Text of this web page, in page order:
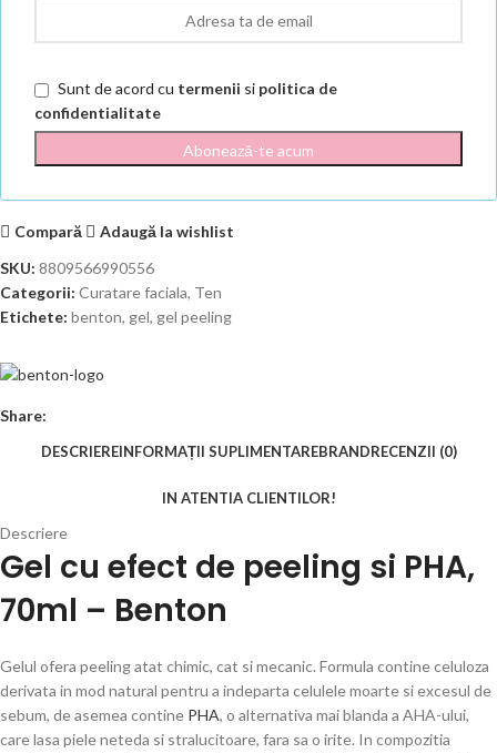
Sunt de acord cu termenii si politica de
confidentialitate
Compară
Adaugă la wishlist
SKU: 8809566990556
Categorii: Curatare faciala, Ten
Etichete: benton, gel, gel peeling
Share:
DESCRIEREINFORMAȚII SUPLIMENTAREBRANDRECENZII (0)
IN ATENTIA CLIENTILOR!
Descriere
Gel cu efect de peeling si PHA,
70ml – Benton
Gelul ofera peeling atat chimic, cat si mecanic. Formula contine celuloza
derivata in mod natural pentru a indeparta celulele moarte si excesul de
sebum, de asemea contine PHA, o alternativa mai blanda a AHA-ului,
care lasa piele neteda si stralucitoare, fara sa o irite. In compozitia